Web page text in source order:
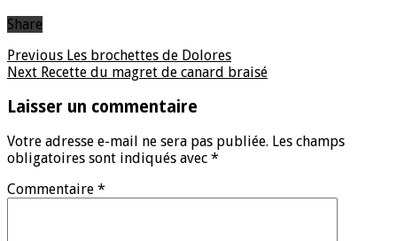
Share
Previous Les brochettes de Dolores
Next Recette du magret de canard braisé
Laisser un commentaire
Votre adresse e-mail ne sera pas publiée. Les champs
obligatoires sont indiqués avec *
Commentaire *